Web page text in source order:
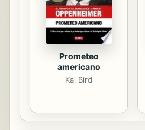
Prometeo
americano
Kai Bird